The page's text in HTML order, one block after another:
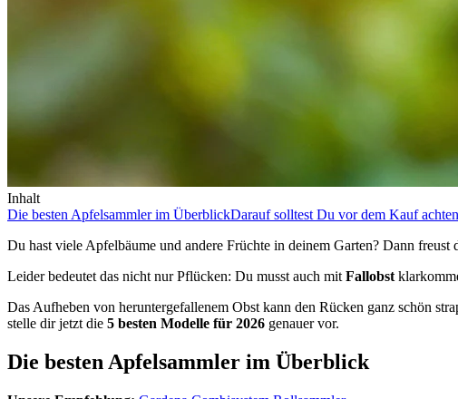
Inhalt
Die besten Apfelsammler im ÜberblickDarauf solltest Du vor dem Kauf
Du hast viele Apfelbäume und andere Früchte in deinem Garten? Dann freust
Leider bedeutet das nicht nur Pflücken: Du musst auch mit Fallobst
Das Aufheben von heruntergefallenem Obst kann den Rücken ganz schön
stelle dir jetzt die 5 besten Modelle für 2026 genauer vor.
Die besten Apfelsammler im Überblick